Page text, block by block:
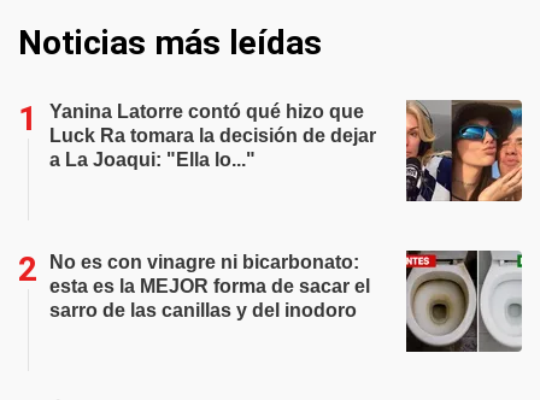
Noticias más leídas
Yanina Latorre contó qué hizo que
Luck Ra tomara la decisión de dejar
a La Joaqui: "Ella lo..."
No es con vinagre ni bicarbonato:
esta es la MEJOR forma de sacar el
sarro de las canillas y del inodoro